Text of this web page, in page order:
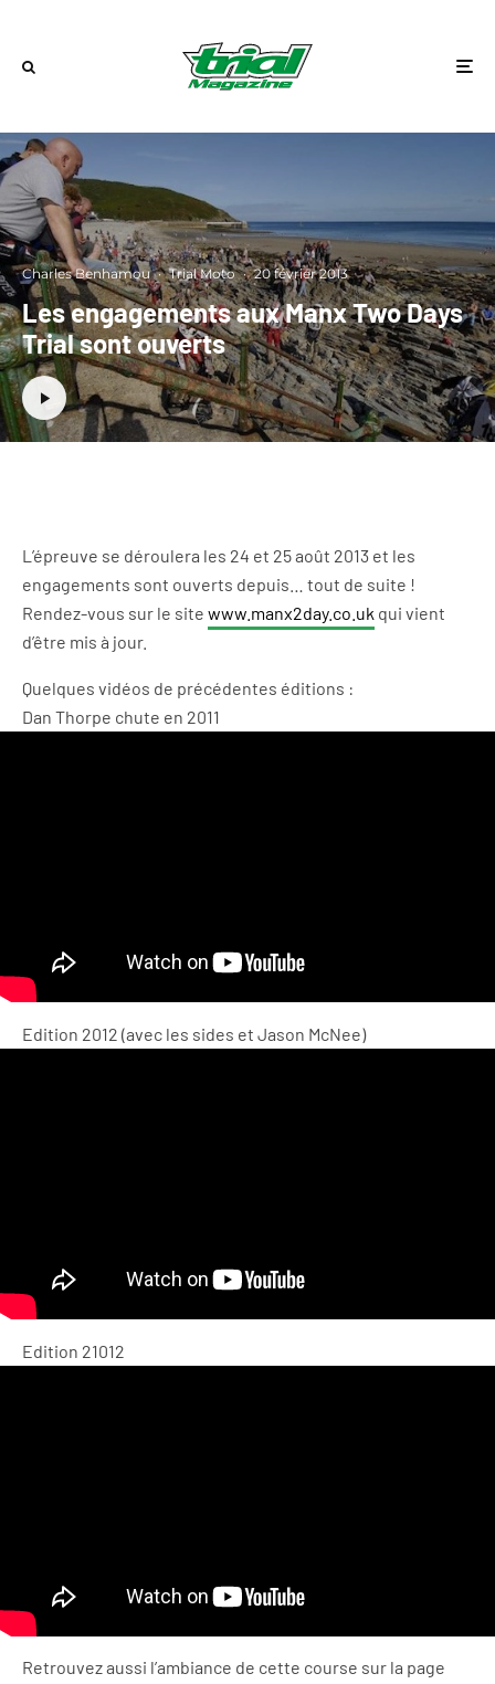
Charles Benhamou · Trial Moto · 20 février 2013
Les engagements aux Manx Two Days
Trial sont ouverts
L’épreuve se déroulera les 24 et 25 août 2013 et les
engagements sont ouverts depuis… tout de suite !
Rendez-vous sur le site www.manx2day.co.uk qui vient
d’être mis à jour.
Quelques vidéos de précédentes éditions :
Dan Thorpe chute en 2011
Edition 2012 (avec les sides et Jason McNee)
Edition 21012
Retrouvez aussi l’ambiance de cette course sur la page